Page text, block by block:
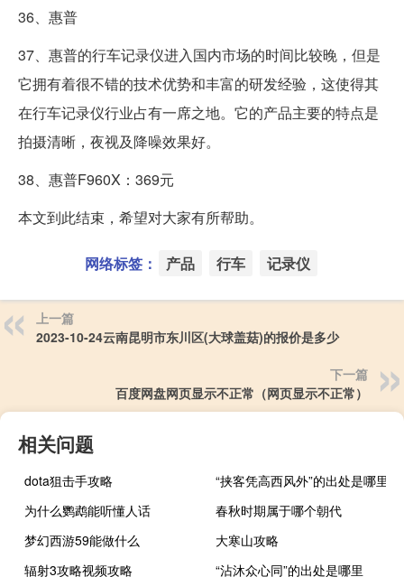
36、惠普
37、惠普的行车记录仪进入国内市场的时间比较晚，但是
它拥有着很不错的技术优势和丰富的研发经验，这使得其
在行车记录仪行业占有一席之地。它的产品主要的特点是
拍摄清晰，夜视及降噪效果好。
38、惠普F960X：369元
本文到此结束，希望对大家有所帮助。
网络标签： 产品 行车 记录仪
上一篇
2023-10-24云南昆明市东川区(大球盖菇)的报价是多少
下一篇
百度网盘网页显示不正常（网页显示不正常）
相关问题
dota狙击手攻略
“挟客凭高西风外”的出处是哪里
为什么鹦鹉能听懂人话
春秋时期属于哪个朝代
梦幻西游59能做什么
大寒山攻略
辐射3攻略视频攻略
“沾沐众心同”的出处是哪里